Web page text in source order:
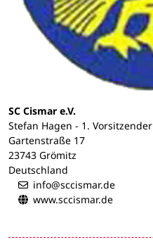
SC Cismar e.V.
Stefan Hagen - 1. Vorsitzender
Gartenstraße 17
23743 Grömitz
Deutschland
info@sccismar.de
www.sccismar.de